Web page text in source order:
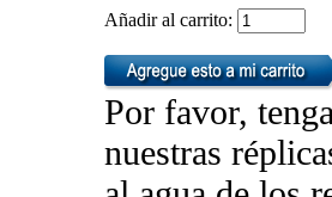
Añadir al carrito:
Por favor,
nuestras